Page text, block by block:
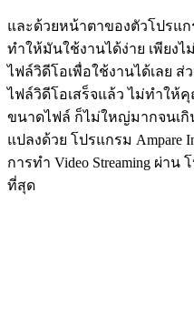
และด้วยหน้าตาของตัวโปรแ
ทำให้มันใช้งานได้ง่าย เพียง
ไฟล์วิดีโอเพื่อใช้งานได้เลย
ไฟล์วิดีโอเสร็จแล้ว ไม่ทำใ
ขนาดไฟล์ ก็ไม่ใหญ่มากจนเกิ
แปลงด้วย โปรแกรม Ampare
การทำ Video Streaming ผ่า
ที่สุด